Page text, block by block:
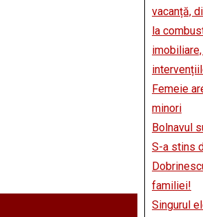
vacanță,
la
Femeie
minori
Bolnavul
S-a stins
familiei!
Singurul